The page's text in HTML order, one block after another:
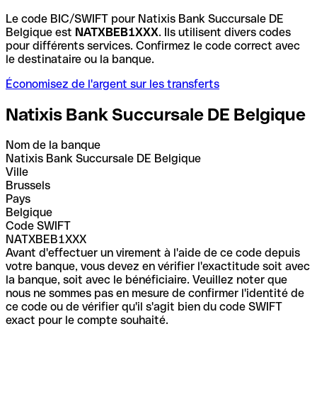
Le code BIC/SWIFT pour Natixis Bank Succursale DE
Belgique est NATXBEB1XXX. Ils utilisent divers codes
pour différents services. Confirmez le code correct avec
le destinataire ou la banque.
Économisez de l'argent sur les transferts
Natixis Bank Succursale DE Belgique
Nom de la banque
Natixis Bank Succursale DE Belgique
Ville
Brussels
Pays
Belgique
Code SWIFT
NATXBEB1XXX
Avant d'effectuer un virement à l'aide de ce code depuis
votre banque, vous devez en vérifier l'exactitude soit avec
la banque, soit avec le bénéficiaire. Veuillez noter que
nous ne sommes pas en mesure de confirmer l'identité de
ce code ou de vérifier qu'il s'agit bien du code SWIFT
exact pour le compte souhaité.